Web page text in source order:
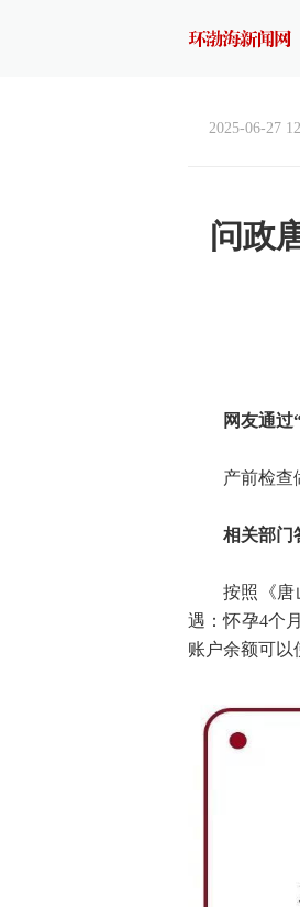
2025-06-27
问政
网友通过
产前检查
相关部门
按照《唐
遇：怀孕4个
账户余额可以